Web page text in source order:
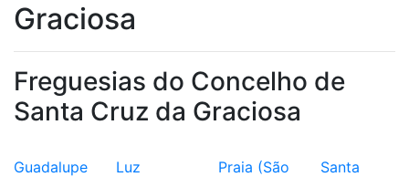
Graciosa
Freguesias do Concelho de
Santa Cruz da Graciosa
Guadalupe
Luz
Praia (São
Santa